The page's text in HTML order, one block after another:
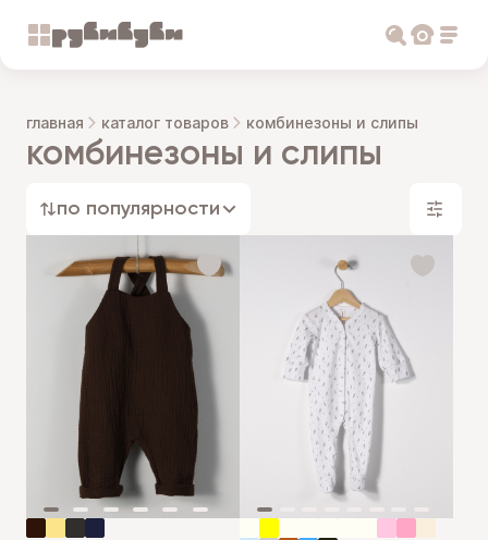
главная каталог товаров комбинезоны и слипы
комбинезоны и слипы
по популярности